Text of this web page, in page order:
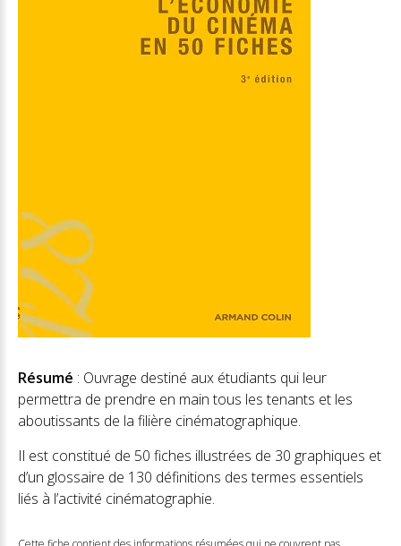
Résumé : Ouvrage destiné aux étudiants qui leur
permettra de prendre en main tous les tenants et les
aboutissants de la filière cinématographique.
Il est constitué de 50 fiches illustrées de 30 graphiques et
d’un glossaire de 130 définitions des termes essentiels
liés à l’activité cinématographie.